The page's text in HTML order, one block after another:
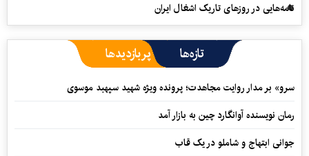
نامه‌هایی در روزهای تاریک اشغال ایران
تازه‌ها پربازدیدها
سرو» بر مدار روایت مجاهدت؛ پرونده ویژه شهید سپهبد موسوی
رمان نویسنده آوانگارد چین به بازار آمد
جوانی ابتهاج و شاملو در یک قاب